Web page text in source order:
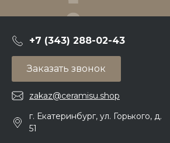
+7 (343) 288-02-43
Заказать звонок
zakaz@ceramisu.shop
г. Екатеринбург, ул. Горького, д.
51